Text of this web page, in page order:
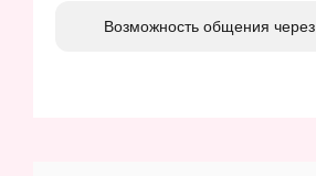
Возможность общения